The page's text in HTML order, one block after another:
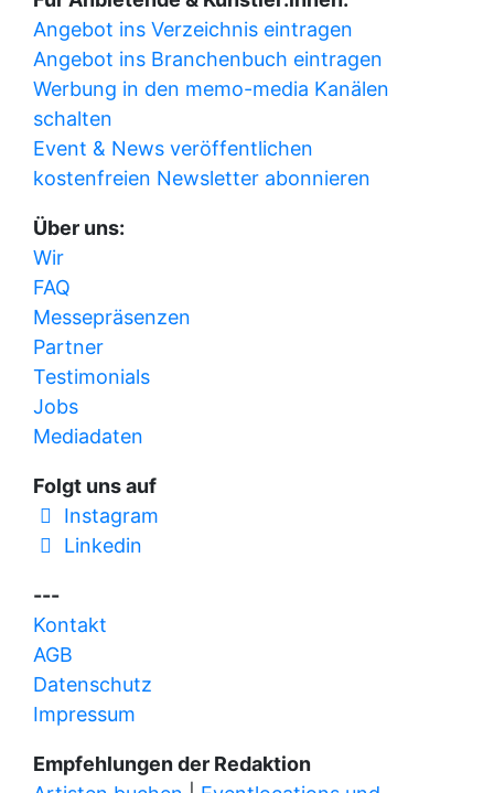
Angebot ins Verzeichnis eintragen
Angebot ins Branchenbuch eintragen
Werbung in den memo-media Kanälen
schalten
Event & News veröffentlichen
kostenfreien Newsletter abonnieren
Über uns:
Wir
FAQ
Messepräsenzen
Partner
Testimonials
Jobs
Mediadaten
Folgt uns auf
Instagram
Linkedin
---
Kontakt
AGB
Datenschutz
Impressum
Empfehlungen der Redaktion